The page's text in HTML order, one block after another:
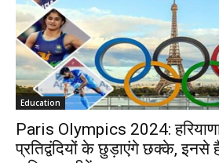
Education
Paris Olympics 2024:
प्रतिद्वंदियों के छुड़ाएंगे छक्के,